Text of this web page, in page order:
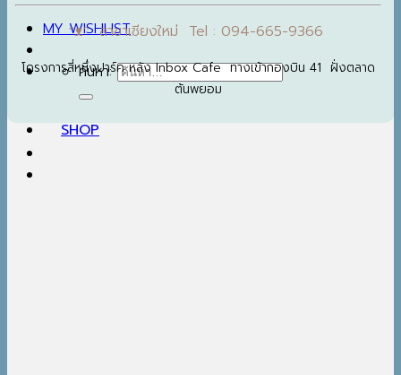
MY WISHLIST
ค้นหา:
SHOP
ᵔᴥᵔ สาขาเชียงใหม่ Tel : 094-665-9366
โครงการสี่หนึ่งปาร์ค หลัง Inbox Cafe ทางเข้ากองบิน 41 ฝั่งตลาด
ต้นพยอม